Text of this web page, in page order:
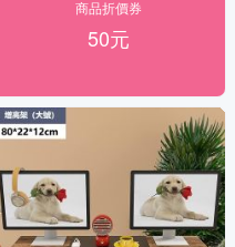
商品折價券
50元